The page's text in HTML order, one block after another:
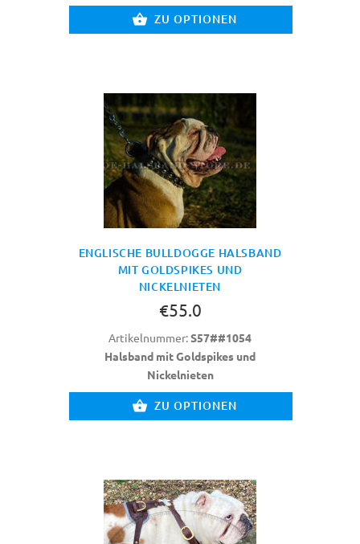
ZU OPTIONEN
ENGLISCHE BULLDOGGE HALSBAND
MIT GOLDSPIKES UND
NICKELNIETEN
€55.0
Artikelnummer:S57##1054
Halsband mit Goldspikes und
Nickelnieten
ZU OPTIONEN